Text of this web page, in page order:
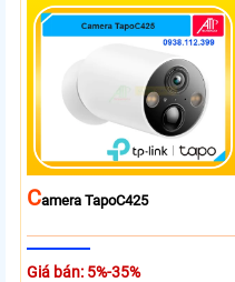
CAmera TapoC425
Giá bán: 5%-35%